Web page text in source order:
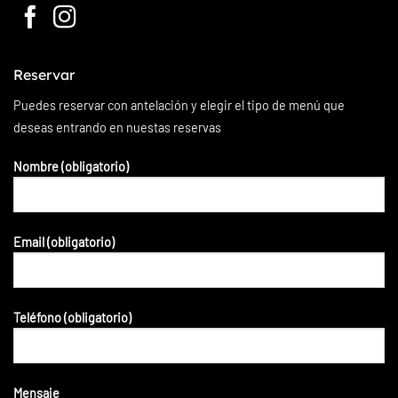
Reservar
Puedes reservar con antelación y elegir el tipo de menú que
deseas entrando en nuestas reservas
Nombre (obligatorio)
Email (obligatorio)
Teléfono (obligatorio)
Mensaje